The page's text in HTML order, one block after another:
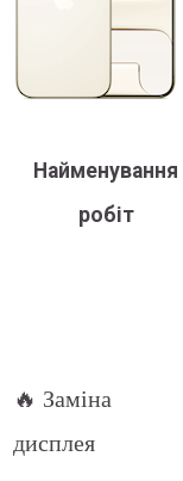
Найменування
робіт
🔥 Заміна
дисплея